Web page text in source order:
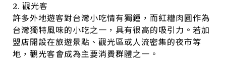
2. 觀光客
許多外地遊客對台灣小吃情有獨鍾，而紅糟肉圓作為
台灣獨特風味的小吃之一，具有很高的吸引力。若加
盟店開設在旅遊景點、觀光區或人流密集的夜市等
地，觀光客會成為主要消費群體之一。